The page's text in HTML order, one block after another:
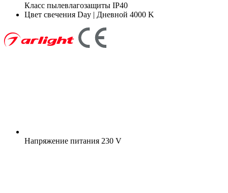
Класс пылевлагозащиты IP40
Цвет свечения Day | Дневной 4000 K
Напряжение питания 230 V